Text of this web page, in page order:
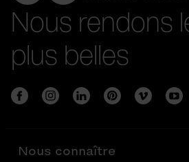
Nous rendons
plus belles
Nous connaître